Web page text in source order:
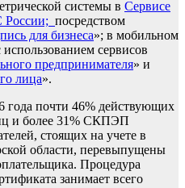
системы в Сервисе
России; посредством
для бизнеса»; в мобильном
использованием сервисов
предпринимателя» и
лица».
почти 46% действующих
и более 31% СКПЭП
стоящих на учете в
области, перевыпущены
Процедура
занимает всего